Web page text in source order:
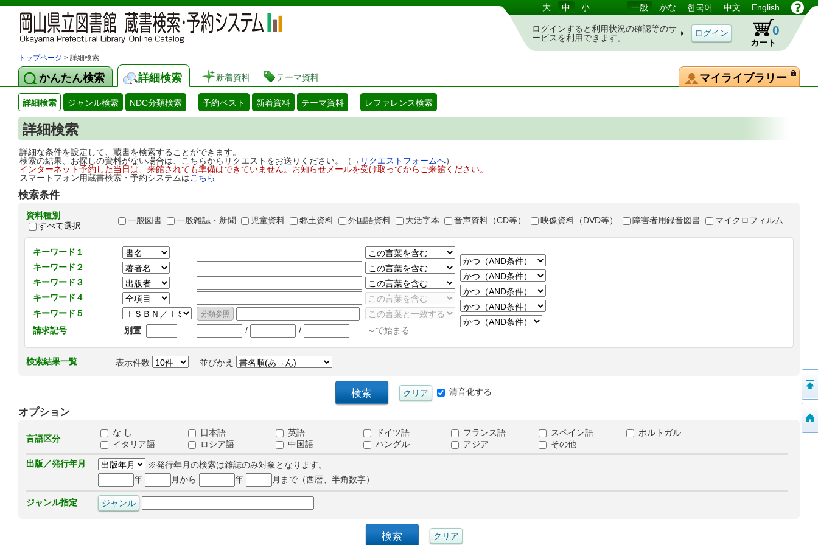
岡山県立図書館 蔵書検索・予約システム 大 中 小 一般 かな 한국어 中文 English
ログインすると利用状況の確認等のサ
ービスを利用できます。
カート
0
トップページ > 詳細検索
かんたん検索 詳細検索 新着資料 テーマ資料 マイライブラリー
詳細検索 ジャンル検索 NDC分類検索 予約ベスト 新着資料 テーマ資料 レファレンス検索
詳細検索
詳細な条件を設定して、蔵書を検索することができます。
検索の結果、お探しの資料がない場合は、こちらからリクエストをお送りください。（→ リクエストフォームへ）
インターネット予約した当日は、来館されても準備はできていません。お知らせメールを受け取ってからご来館ください。
スマートフォン用蔵書検索・予約システムはこちら
検索条件
資料種別
すべて選択
一般図書 一般雑誌・新聞 児童資料 郷土資料 外国語資料 大活字本 音声資料（CD等） 映像資料（DVD等） 障害者用録音図書 マイクロフィルム
キーワード１
キーワード２
キーワード３
キーワード４
キーワード５
請求記号
別置 / / ～で始まる
検索結果一覧 表示件数 並びかえ
清音化する
オプション
言語区分
な し 日本語 英語 ドイツ語 フランス語 スペイン語
ポルトガル
イタリア語
ロシア語 中国語 ハングル アジア
その他
出版／発行年月
※発行年月の検索は雑誌のみ対象となります。
年
月から 年 月まで（西暦、半角数字）
ジャンル指定